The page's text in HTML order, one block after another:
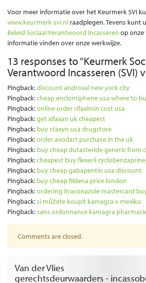
Voor meer informatie over het Keurmerk SVI
www.keurmerk-svi.nl raadplegen. Tevens kunt
Beleid Sociaal Verantwoord Incasseren op onze
informatie vinden over onze werkwijze.
13 responses to “Keurmerk
Verantwoord Incasseren (SVI)
Pingback:discount androxal new york city
Pingback:cheap enclomiphene usa where to
Pingback:online order rifaximin cost usa
Pingback:get xifaxan uk cheapest
Pingback: buy staxyn usa drugstore
Pingback:order avodart purchase in the uk
Pingback: buy cheap dutasteride generic from
Pingback:cheapest buy flexeril
Pingback: buy cheap gabapentin usa discount
Pingback: buy cheap fildena price london
Pingback:ordering itraconazole mastercard
Pingback:si můžete koupit kamagra v mexiku
Pingback:sans ordonnance kamagra
Comments are closed.
Van der Vlies
gerechtsdeurwaarders -